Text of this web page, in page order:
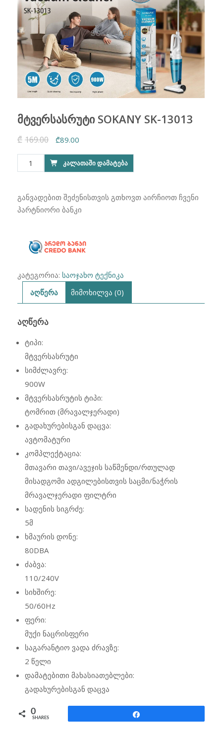
მტვერსასრუტი SOKANY SK-13013
₾ 169.00
Original
price
was:
₾89.00
price
is:
რაოდენობა:
მტვერსასრუტი
SK-
13013
ᲙᲐᲚᲐᲗᲐᲨᲘ ᲓᲐᲛᲐᲢᲔᲑᲐ
განვადებით შეძენისთვის გთხოვთ აირჩიოთ ჩვენი
პარტნიორი ბანკი
კატეგორია: საოჯახო ტექნიკა
აღწერა
მიმოხილვა (0)
ᲐᲦᲬᲔᲠᲐ
ტიპი:
მტვერსასრუტი
სიმძლავრე:
900W
მტვერსასრუტის ტიპი:
ტომრით (მრავალჯერადი)
გადახურებისგან დაცვა:
ავტომატური
კომპლექტაცია:
მთავარი თავი/ავეჯის საწმენდი/რთულად
მისადგომი ადგილებისთვის საცმი/ნაჭრის
მრავალჯერადი ფილტრი
სადენის სიგრძე:
5მ
ხმაურის დონე:
80DBA
ძაბვა:
110/240V
სიხშირე:
50/60Hz
ფერი:
მუქი ნაცრისფერი
საგარანტიო ვადა ძრავზე:
2 წელი
დამატებითი მახასიათებლები:
გადახურებისგან დაცვა
0
SHARES